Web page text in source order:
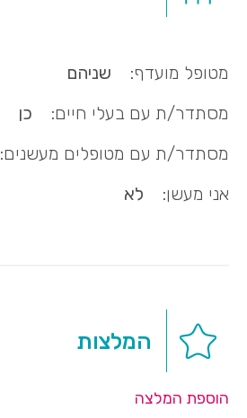
מטופל מועדף:
שניהם
מסתדר/ת עם בעלי חיים:
כן
מסתדר/ת עם מטופלים מעשנים:
אני מעשן:
לא
המלצות
הוספת המלצה